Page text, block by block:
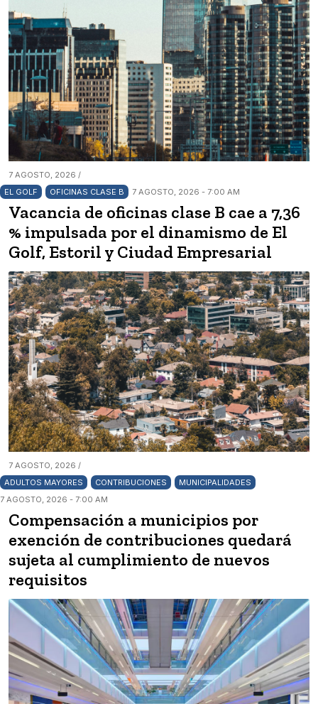
7 AGOSTO, 2026 /
EL GOLF
OFICINAS CLASE B 7 AGOSTO, 2026 - 7:00 AM
Vacancia de oficinas clase B cae a 7,36
% impulsada por el dinamismo de El
Golf, Estoril y Ciudad Empresarial
7 AGOSTO, 2026 /
ADULTOS MAYORES
CONTRIBUCIONES
MUNICIPALIDADES
7 AGOSTO, 2026 - 7:00 AM
Compensación a municipios por
exención de contribuciones quedará
sujeta al cumplimiento de nuevos
requisitos